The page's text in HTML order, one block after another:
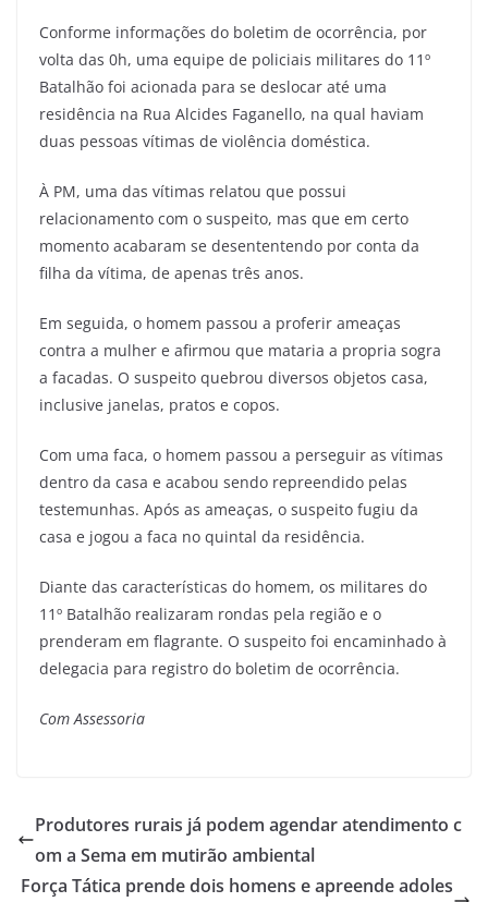
Conforme informações do boletim de ocorrência, por
volta das 0h, uma equipe de policiais militares do 11º
Batalhão foi acionada para se deslocar até uma
residência na Rua Alcides Faganello, na qual haviam
duas pessoas vítimas de violência doméstica.
À PM, uma das vítimas relatou que possui
relacionamento com o suspeito, mas que em certo
momento acabaram se desententendo por conta da
filha da vítima, de apenas três anos.
Em seguida, o homem passou a proferir ameaças
contra a mulher e afirmou que mataria a propria sogra
a facadas. O suspeito quebrou diversos objetos casa,
inclusive janelas, pratos e copos.
Com uma faca, o homem passou a perseguir as vítimas
dentro da casa e acabou sendo repreendido pelas
testemunhas. Após as ameaças, o suspeito fugiu da
casa e jogou a faca no quintal da residência.
Diante das características do homem, os militares do
11º Batalhão realizaram rondas pela região e o
prenderam em flagrante. O suspeito foi encaminhado à
delegacia para registro do boletim de ocorrência.
Com Assessoria
Produtores rurais já podem agendar atendimento c
om a Sema em mutirão ambiental
Força Tática prende dois homens e apreende adoles